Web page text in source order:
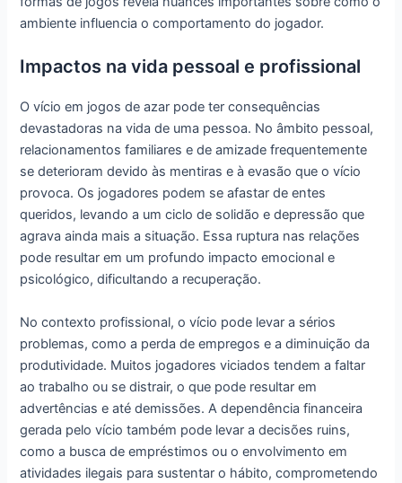
ambiente influencia o comportamento do jogador.
Impactos na vida pessoal e profissional
O vício em jogos de azar pode ter consequências
devastadoras na vida de uma pessoa. No âmbito pessoal,
relacionamentos familiares e de amizade frequentemente
se deterioram devido às mentiras e à evasão que o vício
provoca. Os jogadores podem se afastar de entes
queridos, levando a um ciclo de solidão e depressão que
agrava ainda mais a situação. Essa ruptura nas relações
pode resultar em um profundo impacto emocional e
psicológico, dificultando a recuperação.
No contexto profissional, o vício pode levar a sérios
problemas, como a perda de empregos e a diminuição da
produtividade. Muitos jogadores viciados tendem a faltar
ao trabalho ou se distrair, o que pode resultar em
advertências e até demissões. A dependência financeira
gerada pelo vício também pode levar a decisões ruins,
como a busca de empréstimos ou o envolvimento em
atividades ilegais para sustentar o hábito, comprometendo